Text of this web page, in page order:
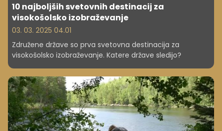
10 najboljših svetovnih destinacij za
visokošolsko izobraževanje
03. 03. 2025 04.01
Združene države so prva svetovna destinacija za
visokošolsko izobraževanje. Katere države sledijo?